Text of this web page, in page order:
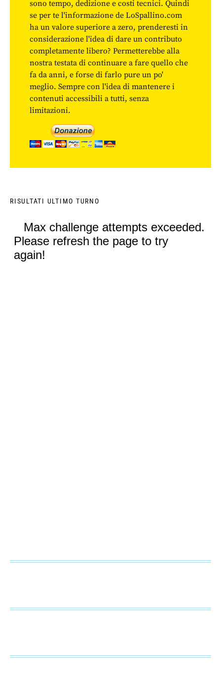
sono tempo, dedizione e costi tecnici. Quindi
se per te l'informazione de LoSpallino.com
ha un valore superiore a zero, prenderesti in
considerazione l'idea di dare un contributo
completamente libero? Permetterebbe alla
nostra testata di continuare a fare quello che
fa da anni, e forse di farlo pure un po'
meglio. Sempre con l'idea di mantenere i
contenuti accessibili a tutti, senza
limitazioni.
RISULTATI ULTIMO TURNO